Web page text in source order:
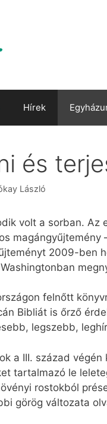
Hírek
és
László
volt a sorban. Az
2009-ben
felnőtt
Bibliát is őrző
legszebb,
a III. század
tartalmazó le
rostokból
görög változata